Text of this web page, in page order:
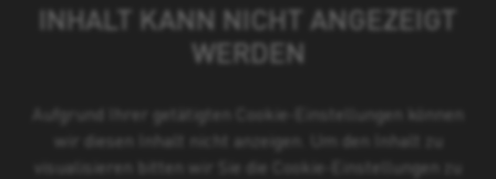
INHALT KANN NICHT ANGEZEIGT
WERDEN
Aufgrund Ihrer getätigten Cookie-Einstellungen können
wir diesen Inhalt nicht anzeigen. Um den Inhalt zu
visualisieren bitten wir Sie die Cookie-Einstellungen zu